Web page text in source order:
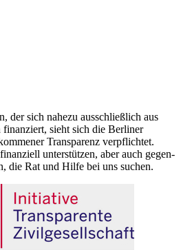
der sich nahezu ausschließlich aus
finanziert, sieht sich die Berliner
Transparenz verpflichtet.
unterstützen, aber auch gegen-
die Rat und Hilfe bei uns suchen.